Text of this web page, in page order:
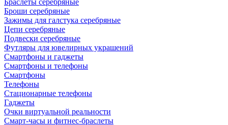
Браслеты серебряные
Броши серебряные
Зажимы для галстука серебряные
Цепи серебряные
Подвески серебряные
Футляры для ювелирных украшений
Смартфоны и гаджеты
Смартфоны и телефоны
Смартфоны
Телефоны
Стационарные телефоны
Гаджеты
Очки виртуальной реальности
Смарт-часы и фитнес-браслеты